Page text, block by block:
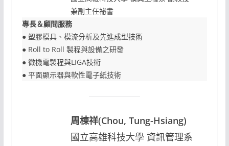
兼副主任祕書
專長＆顧問服務
● 塑膠模具、模流分析及先進成型技術
● Roll to Roll 製程與設備之研發
● 微機電製程與LIGA技術
● 平面顯示器與軟性電子紙技術
周棟祥(Chou, Tung-Hsiang)
國立高雄科技大學 資訊管理系